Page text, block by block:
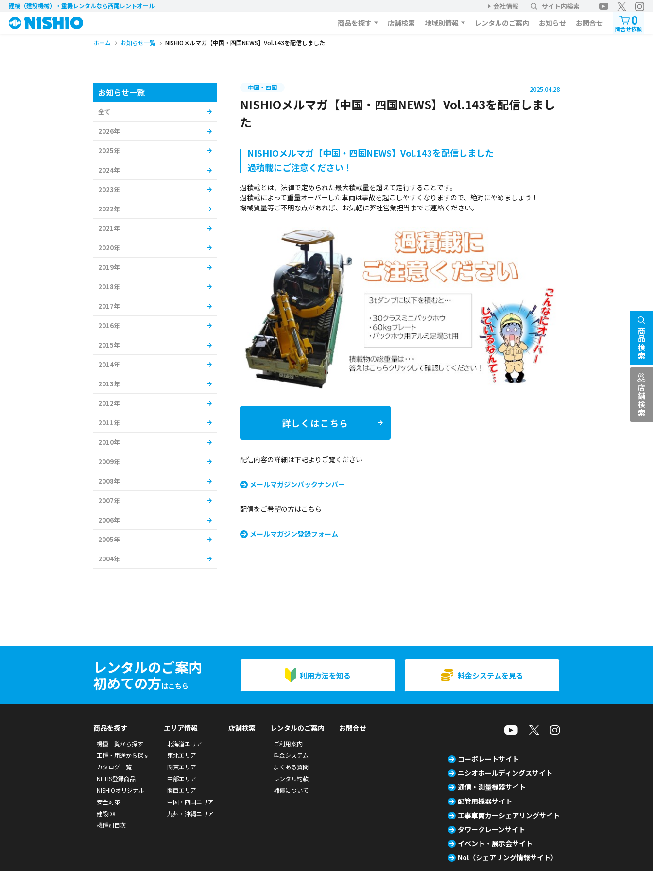
建機（建設機械）・重機レンタルなら西尾レントオール 会社情報 サイト内検索
商品を探す 店舗検索 地域別情報 レンタルのご案内 お知らせ お問合せ 0
問合せ依頼
ホーム お知らせ一覧 NISHIOメルマガ【中国・四国NEWS】Vol.143を配信しました
中国・四国 2025.04.28
NISHIOメルマガ【中国・四国NEWS】Vol.143を配信しまし
た
NISHIOメルマガ【中国・四国NEWS】Vol.143を配信しました
過積載にご注意ください！
過積載とは、法律で定められた最大積載量を超えて走行することです。
過積載によって重量オーバーした車両は事故を起こしやすくなりますので、絶対にやめましょう！
機械質量等ご不明な点があれば、お気軽に弊社営業担当までご連絡ください。
詳しくはこちら
配信内容の詳細は下記よりご覧ください
メールマガジンバックナンバー
配信をご希望の方はこちら
メールマガジン登録フォーム
お知らせ一覧
全て
2026年
2025年
2024年
2023年
2022年
2021年
2020年
2019年
2018年
2017年
2016年
2015年
2014年
2013年
2012年
2011年
2010年
2009年
2008年
2007年
2006年
2005年
2004年
レンタルのご案内
初めての方はこちら
利用方法を知る 料金システムを見る
商品検索
店舗検索
商品を探す
機種一覧から探す
工種・用途から探す
カタログ一覧
NETIS登録商品
NISHIOオリジナル
安全対策
建設DX
機種別目次
エリア情報
北海道エリア
東北エリア
関東エリア
中部エリア
関西エリア
中国・四国エリア
九州・沖縄エリア
店舗検索 レンタルのご案内
ご利用案内
料金システム
よくある質問
レンタル約款
補償について
お問合せ
コーポレートサイト
ニシオホールディングスサイト
通信・測量機器サイト
配管用機器サイト
工事車両カーシェアリングサイト
タワークレーンサイト
イベント・展示会サイト
Nol（シェアリング情報サイト）